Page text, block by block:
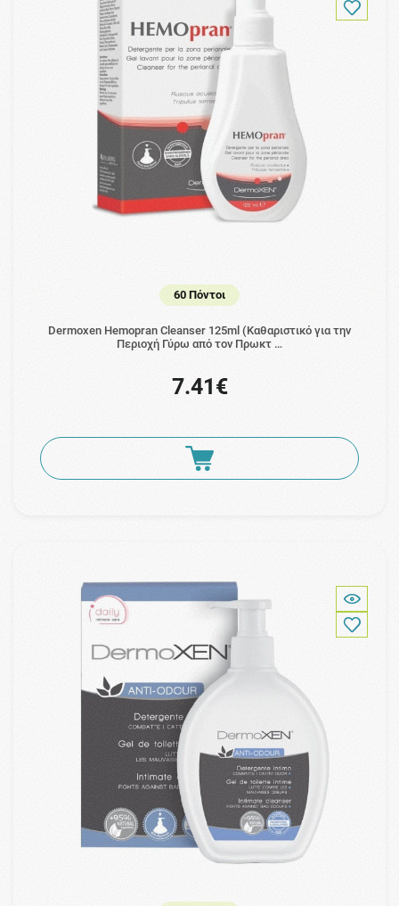
60 Πόντοι
Dermoxen Hemopran Cleanser 125ml (Καθαριστικό για την
Περιοχή Γύρω από τον Πρωκτ …
7.41€